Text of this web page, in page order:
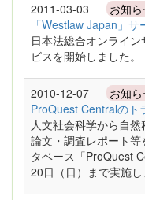
2011-03-03 お知
「Westlaw Japan」
日本法総合オンライ
ビスを開始しました。
2010-12-07 お知
ProQuest Centralのト
人文社会科学から自
論文・調査レポート
タベース「ProQuest
20日（日）まで実施し